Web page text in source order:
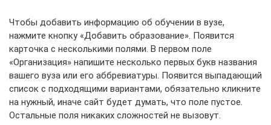
Чтобы добавить информацию об обучении в вузе,
нажмите кнопку «Добавить образование». Появится
карточка с несколькими полями. В первом поле
«Организация» напишите несколько первых букв названия
вашего вуза или его аббревиатуры. Появится выпадающий
список с подходящими вариантами, обязательно кликните
на нужный, иначе сайт будет думать, что поле пустое.
Остальные поля никаких сложностей не вызовут.